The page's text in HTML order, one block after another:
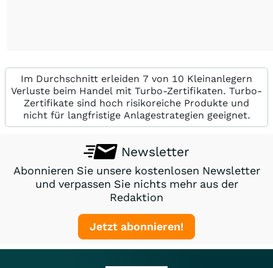
Im Durchschnitt erleiden 7 von 10 Kleinanlegern
Verluste beim Handel mit Turbo-Zertifikaten. Turbo-
Zertifikate sind hoch risikoreiche Produkte und
nicht für langfristige Anlagestrategien geeignet.
Newsletter
Abonnieren Sie unsere kostenlosen Newsletter
und verpassen Sie nichts mehr aus der
Redaktion
Jetzt abonnieren!